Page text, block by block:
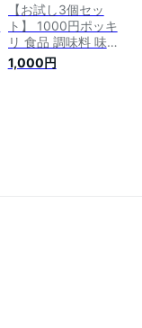
【お試し3個セッ
ト】 1000円ポッキ
リ 食品 調味料 味噌
無添加 無農薬 有機
JAS認定 有機味噌 赤
1,000円